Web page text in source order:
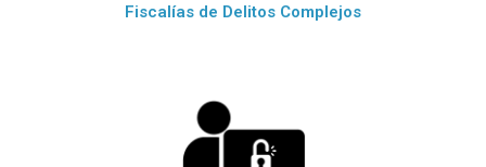
Fiscalías de Delitos Complejos